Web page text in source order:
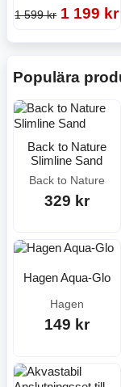
1 599 kr 1 199 kr
Populära
Back to Nature
Slimline Sand
Back to Nature
329 kr
Hagen Aqua-Glo
Hagen
149 kr